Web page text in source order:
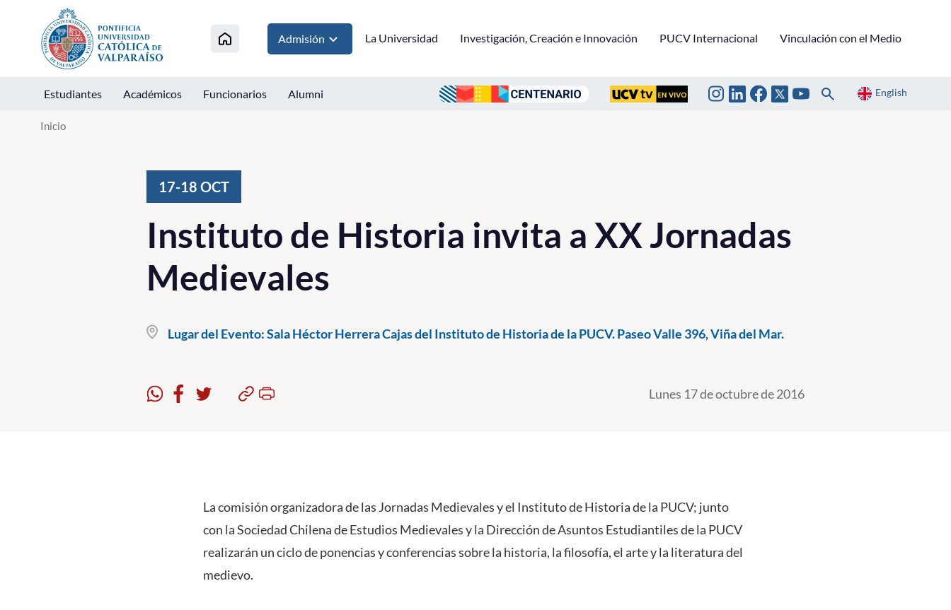
Click acá para ir directamente al contenido
Admisión La Universidad Investigación, Creación e Innovación PUCV Internacional Vinculación con el Medio
Estudiantes Académicos Funcionarios Alumni English
Inicio
17-18 OCT
Instituto de Historia invita a XX Jornadas
Medievales
Lugar del Evento:Sala Héctor Herrera Cajas del Instituto de Historia de la PUCV. Paseo Valle 396, Viña del Mar.
Lunes 17 de octubre de 2016
La comisión organizadora de las Jornadas Medievales y el Instituto de Historia de la PUCV; junto
con la Sociedad Chilena de Estudios Medievales y la Dirección de Asuntos Estudiantiles de la PUCV
realizarán un ciclo de ponencias y conferencias sobre la historia, la filosofía, el arte y la literatura del
medievo.